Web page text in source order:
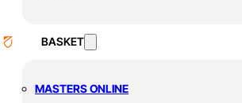
BASKET
MASTERS ONLINE